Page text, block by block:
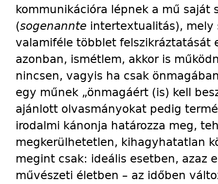
kommunikációra lépnek a mű saját
(sogenannte in­tertextualitás), mely
valamiféle többlet felszikráztatását
azonban, ismétlem, akkor is
nincsen, vagyis ha csak
egy műnek „önmagáért (is) kell
ajánlott olvasmányokat pedig
irodalmi kánonja határozza meg,
megkerül­hetetlen, kihagyhatatlan
megint csak: ideális esetben, azaz
művészeti életben – az időben